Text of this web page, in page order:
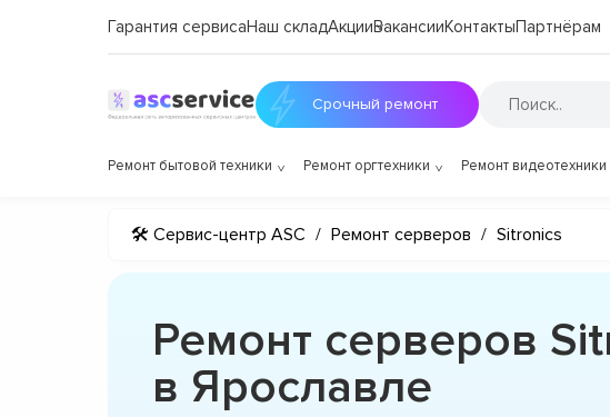
Гарантия сервисаНаш складАкцииВакансииКонтактыПартнёрам
Срочный ремонт
Ремонт бытовой техники Ремонт оргтехники Ремонт видеотехники
🛠 Сервис-центр ASC / Ремонт серверов / Sitronics
Ремонт серверов
в Ярославле